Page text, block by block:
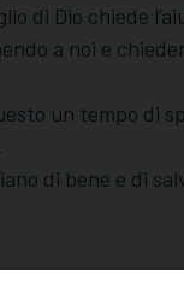
di Dio chiede
a noi e
un tempo
di bene e di